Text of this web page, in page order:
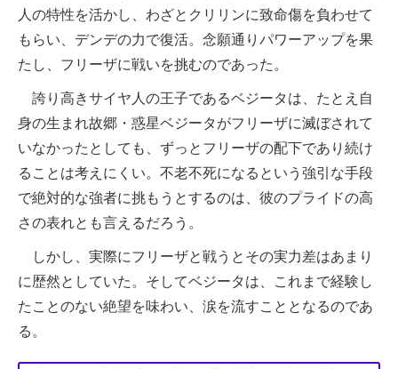
人の特性を活かし、わざとクリリンに致命傷を負わせて
もらい、デンデの力で復活。念願通りパワーアップを果
たし、フリーザに戦いを挑むのであった。
誇り高きサイヤ人の王子であるベジータは、たとえ自
身の生まれ故郷・惑星ベジータがフリーザに滅ぼされて
いなかったとしても、ずっとフリーザの配下であり続け
ることは考えにくい。不老不死になるという強引な手段
で絶対的な強者に挑もうとするのは、彼のプライドの高
さの表れとも言えるだろう。
しかし、実際にフリーザと戦うとその実力差はあまり
に歴然としていた。そしてベジータは、これまで経験し
たことのない絶望を味わい、涙を流すこととなるのであ
る。